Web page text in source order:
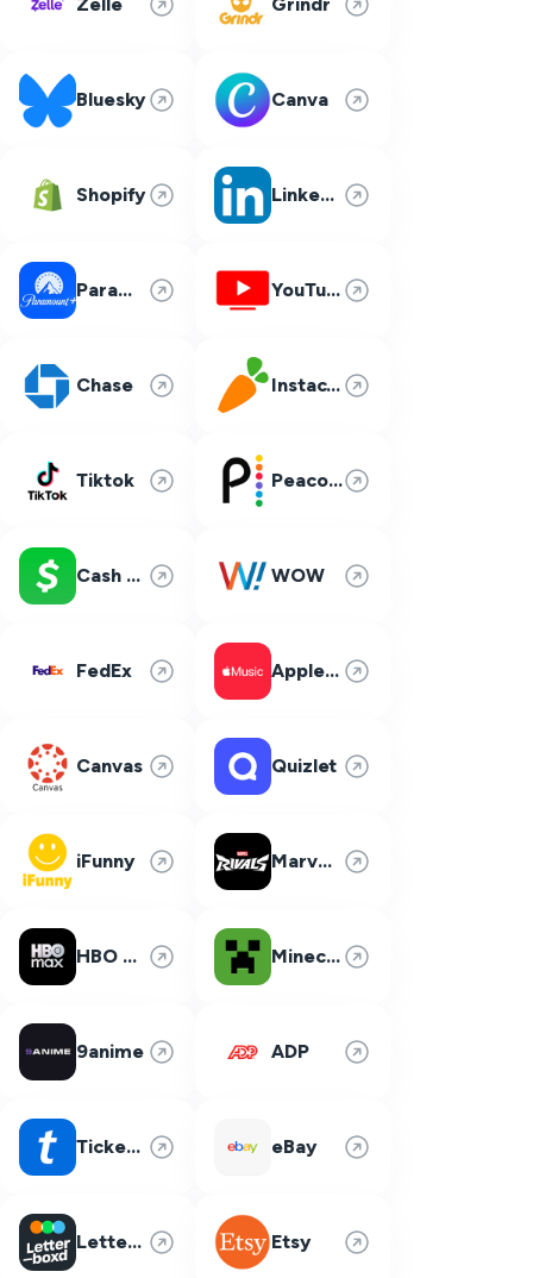
Bluesky Canva
Shopify LinkedIn
Paramount Plus YouTube TV
Chase Instacart
Tiktok Peacock
Cash App WOW
FedEx Apple Music
Canvas Quizlet
iFunny Marvel Rivals
HBO Max Minecraft
9anime ADP
Ticketmaster eBay
Letterboxd Etsy